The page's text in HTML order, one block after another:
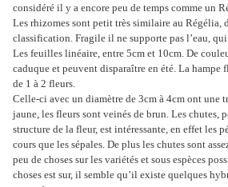
considéré il y a encore peu de temps comme un
Les rhizomes sont petit très similaire au Régélia,
classification. Fragile il ne supporte pas l’eau,
Les feuilles linéaire, entre 5cm et 10cm. De
caduque et peuvent disparaître en été. La hampe
de 1 à 2 fleurs.
Celle-ci avec un diamètre de 3cm à 4cm ont une
jaune, les fleurs sont veinés de brun. Les chutes,
structure de la fleur, est intéressante, en effet les
cours que les sépales. De plus les chutes sont
peu de choses sur les variétés et sous espèces
choses est sur, il semble qu’il existe quelques